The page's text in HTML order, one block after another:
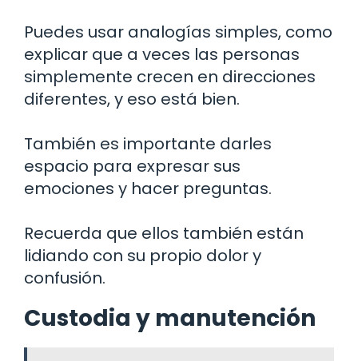
Puedes usar analogías simples, como
explicar que a veces las personas
simplemente crecen en direcciones
diferentes, y eso está bien.
También es importante darles
espacio para expresar sus
emociones y hacer preguntas.
Recuerda que ellos también están
lidiando con su propio dolor y
confusión.
Custodia y manutención